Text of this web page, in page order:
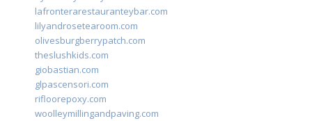
lafronterarestauranteybar.com
lilyandrosetearoom.com
olivesburgberrypatch.com
theslushkids.com
giobastian.com
glpascensori.com
rifloorepoxy.com
woolleymillingandpaving.com